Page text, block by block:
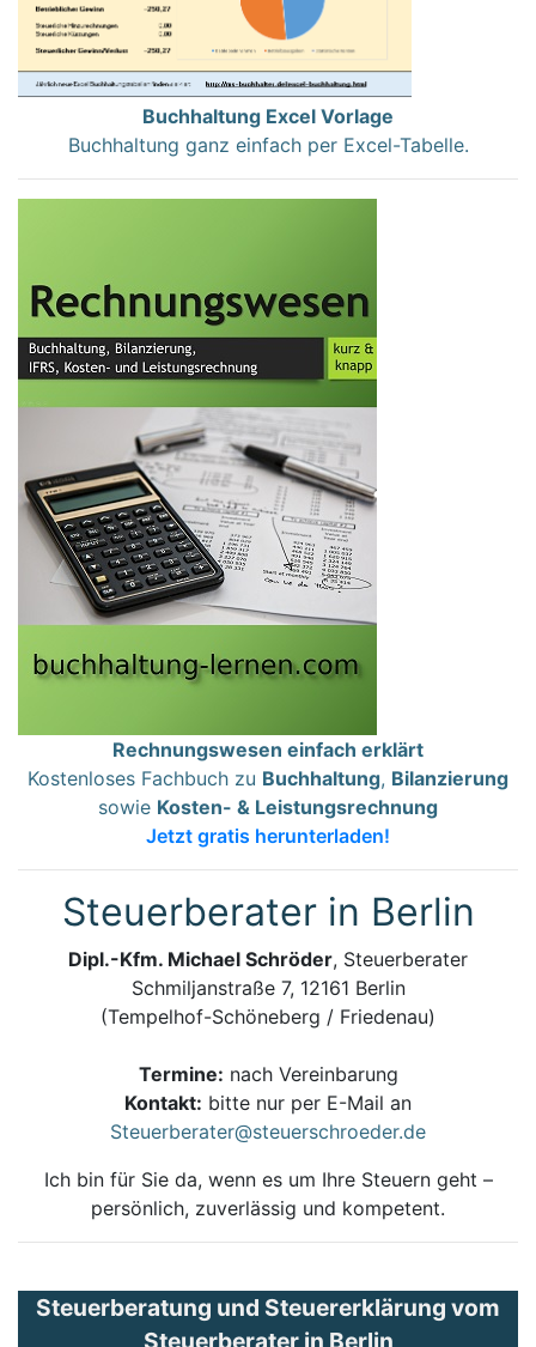
Buchhaltung Excel Vorlage
Buchhaltung ganz einfach per Excel-Tabelle.
Rechnungswesen einfach erklärt
Kostenloses Fachbuch zu Buchhaltung, Bilanzierung
sowie Kosten- & Leistungsrechnung
Jetzt gratis herunterladen!
Steuerberater in Berlin
Dipl.-Kfm. Michael Schröder, Steuerberater
Schmiljanstraße 7, 12161 Berlin
(Tempelhof-Schöneberg / Friedenau)
Termine: nach Vereinbarung
Kontakt: bitte nur per E-Mail an
Steuerberater@steuerschroeder.de
Ich bin für Sie da, wenn es um Ihre Steuern geht –
persönlich, zuverlässig und kompetent.
Steuerberatung und Steuererklärung vom
Steuerberater in Berlin